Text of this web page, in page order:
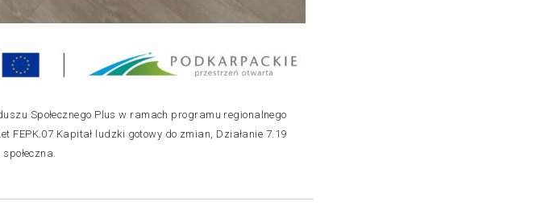
Społecznego Plus w ramach programu regionalnego
FEPK.07 Kapitał ludzki gotowy do zmian, Działanie 7.19